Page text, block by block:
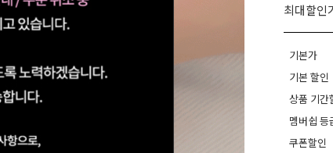
최대할인
기본가
기본 할인
상품 기간
멤버쉽 등
쿠폰할인